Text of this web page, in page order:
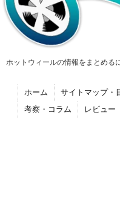
ホットウィールの情報をまとめる
ホーム サイトマップ・
考察・コラム
レビュー